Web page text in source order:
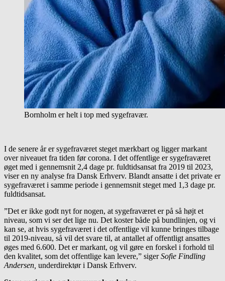
Bornholm er helt i top med sygefravær.
I de senere år er sygefraværet steget mærkbart og ligger markant
over niveauet fra tiden før corona. I det offentlige er sygefraværet
øget med i gennemsnit 2,4 dage pr. fuldtidsansat fra 2019 til 2023,
viser en ny analyse fra Dansk Erhverv. Blandt ansatte i det private er
sygefraværet i samme periode i gennemsnit steget med 1,3 dage pr.
fuldtidsansat.
”Det er ikke godt nyt for nogen, at sygefraværet er på så højt et
niveau, som vi ser det lige nu. Det koster både på bundlinjen, og vi
kan se, at hvis sygefraværet i det offentlige vil kunne bringes tilbage
til 2019-niveau, så vil det svare til, at antallet af offentligt ansattes
øges med 6.600. Det er markant, og vil gøre en forskel i forhold til
den kvalitet, som det offentlige kan levere,” sigerSofie Findling
Andersen, underdirektør i Dansk Erhverv.